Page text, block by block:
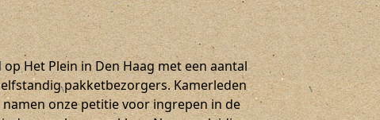
Het Plein in Den Haag met een aantal
pakketbezorgers. Kamerleden
namen onze petitie voor ingrepen in de